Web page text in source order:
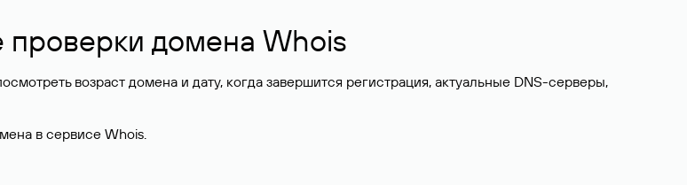
проверки домена Whois
возраст домена и дату, когда завершится регистрация, актуальные DNS-серверы,
в сервисе Whois.